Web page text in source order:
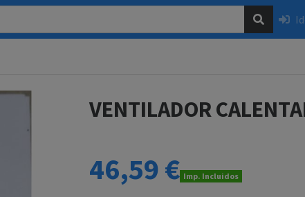
VENTILADOR
46,59 € Imp. Incluidos